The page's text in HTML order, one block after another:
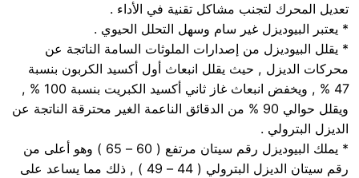
تعديل المحرك لتجنب مشاكل تقنية في الأداء .
* يعتبر البيوديزل غير سام وسهل التحلل الحيوي .
* يقلل البيوديزل من إصدارات الملوثات السامة الناتجة عن
محركات الديزل , حيث يقلل انبعاث أول أكسيد الكربون بنسبة
47 % , ويخفض انبعاث غاز ثاني أكسيد الكبريت بنسبة 100 % ,
ويقلل حوالي 90 % من الدقائق الناعمة الغير محترقة الناتجة عن
الديزل البترولي .
* يملك البيوديزل رقم سيتان مرتفع ( 60 – 65 ) وهو أعلى من
رقم سيتان الديزل البترولي ( 44 – 49 ) , ذلك مما يساعد على